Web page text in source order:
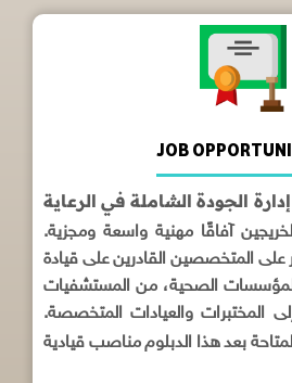
JOB
الجودة الشاملة في الرعاية
آفاقًا مهنية واسعة ومجزية.
على المتخصصين القادرين على قيادة
الصحية، من المستشفيات
إلى المختبرات والعيادات المتخصصة.
بعد هذا الدبلوم مناصب قيادية